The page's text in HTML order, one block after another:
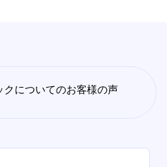
についてのお客様の声